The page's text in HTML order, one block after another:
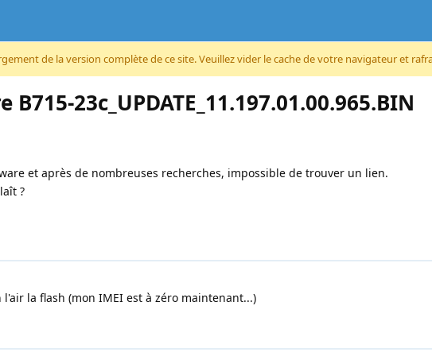
de la version complète de ce site. Veuillez vider le cache de votre navigateur et
23c_UPDATE_11.197.01.00.965.BIN
et après de nombreuses recherches, impossible de trouver un lien.
?
la flash (mon IMEI est à zéro maintenant...)